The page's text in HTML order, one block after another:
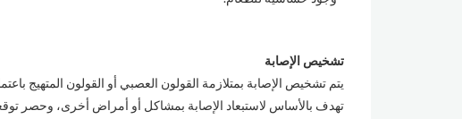
تشخيص الإصابة
يتم تشخيص الإصابة بمتلازمة القولون العصبي أو القولون المتهيج
تهدف بالأساس لاستبعاد الإصابة بمشاكل أو أمراض أخرى، وحصر